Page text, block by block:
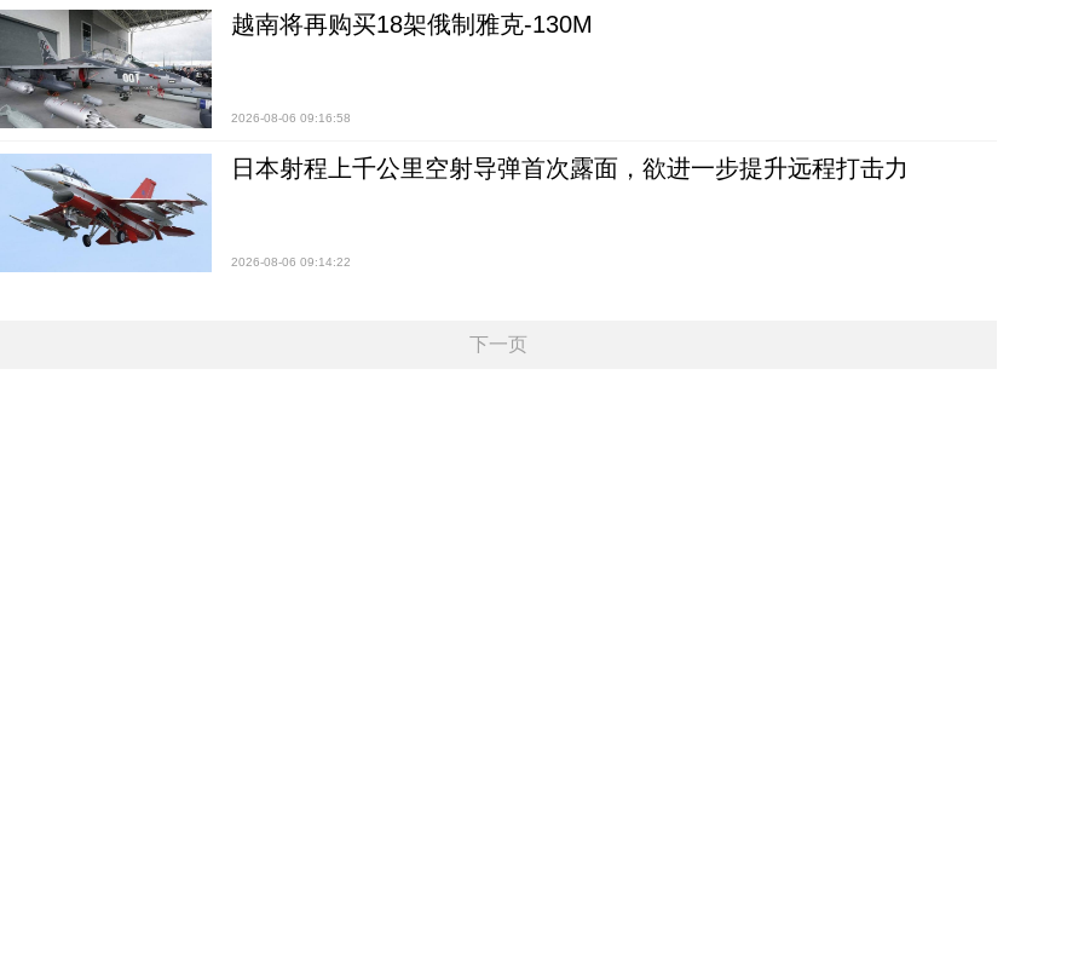
越南将再购买18架俄制雅克-130M
2026-08-06 09:16:58
日本射程上千公里空射导弹首次露面，欲进一步提升远程打击力
2026-08-06 09:14:22
下一页